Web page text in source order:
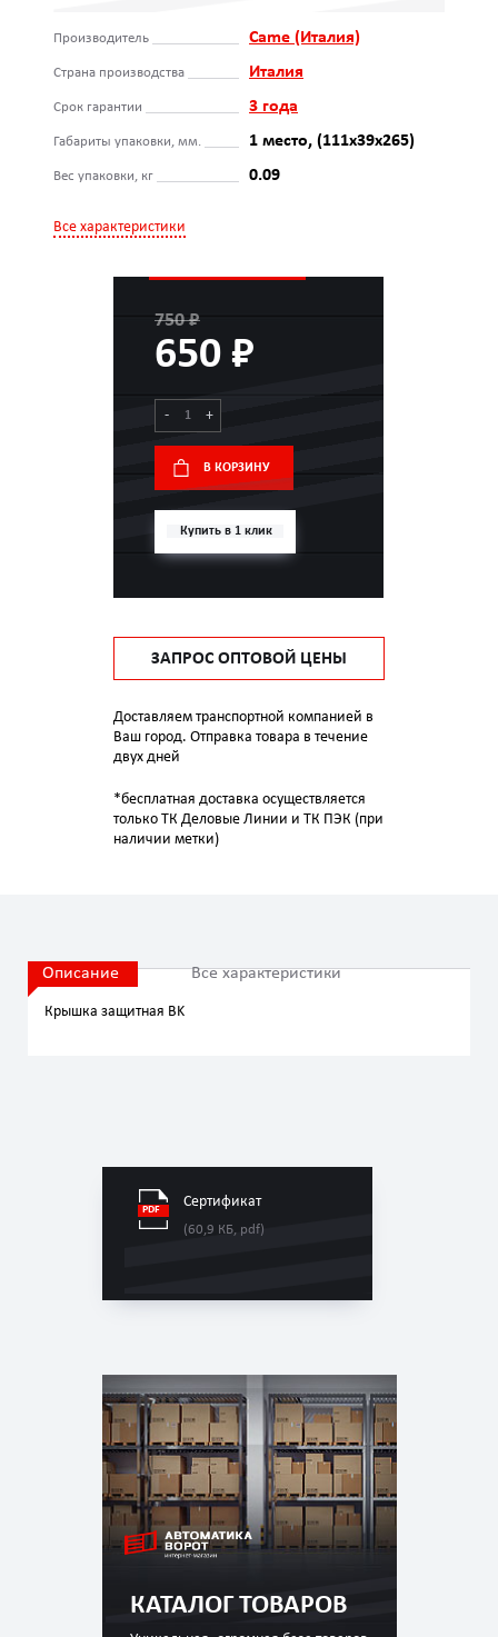
Производитель Came (Италия)
Страна производства Италия
Срок гарантии 3 года
Габариты упаковки, мм. 1 место, (111х39х265)
Вес упаковки, кг 0.09
Все характеристики
750 ₽
650 ₽
- +
В КОРЗИНУ
Купить в 1 клик
ЗАПРОС ОПТОВОЙ ЦЕНЫ
Доставляем транспортной компанией в
Ваш город. Отправка товара в течение
двух дней
*бесплатная доставка осуществляется
только ТК Деловые Линии и ТК ПЭК (при
наличии метки)
Сертификат
(60,9 КБ, pdf)
КАТАЛОГ ТОВАРОВ
Описание Все характеристики
Крышка защитная BK